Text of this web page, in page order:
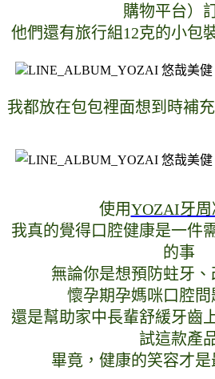
購物平台）
他們還有旅行組12克的小包
我都放在包包裡面想到時補
使用YOZAI牙周
我真的覺得口腔健康是一件
的事
無論你是想預防蛀牙
懷孕期孕媽咪口腔問
還是幫助家中長輩舒緩牙齒
試這款產
畢竟，健康的笑容才是